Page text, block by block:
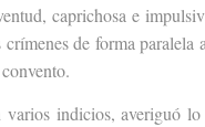
caprichosa e
crímenes de forma
varios indicios, averiguó